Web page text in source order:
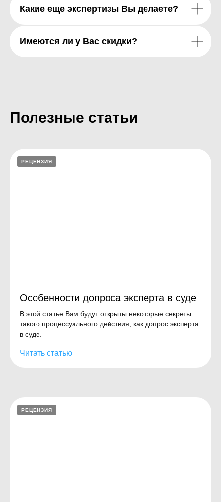
Какие еще экспертизы Вы делаете?
Имеются ли у Вас скидки?
Полезные статьи
РЕЦЕНЗИЯ
Особенности допроса эксперта в суде
В этой статье Вам будут открыты некоторые секреты
такого процессуального действия, как допрос эксперта
в суде.
Читать статью
РЕЦЕНЗИЯ